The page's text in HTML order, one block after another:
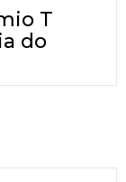
T
do